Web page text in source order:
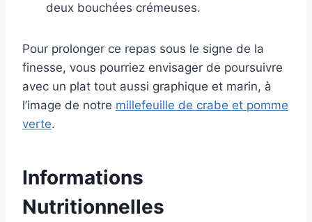
deux bouchées crémeuses.
Pour prolonger ce repas sous le signe de la
finesse, vous pourriez envisager de poursuivre
avec un plat tout aussi graphique et marin, à
l’image de notre millefeuille de crabe et pomme
verte.
Informations
Nutritionnelles